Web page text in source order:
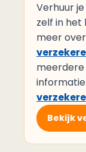
Verhuur
zelf in het
meer
meerdere
Bekijk